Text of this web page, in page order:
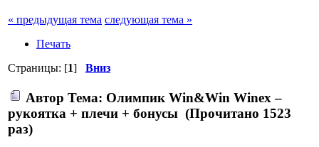
« предыдущая тема следующая тема »
Печать
Страницы: [1] Вниз
Автор Тема: Олимпик Win&Win Winex –
рукоятка + плечи + бонусы (Прочитано 1523
раз)